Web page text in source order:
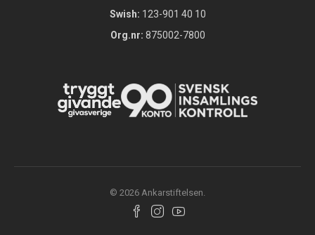
Swish: 123-901 40 10
Org.nr: 875002-7800
© 2026 Ankarstiftelsen.